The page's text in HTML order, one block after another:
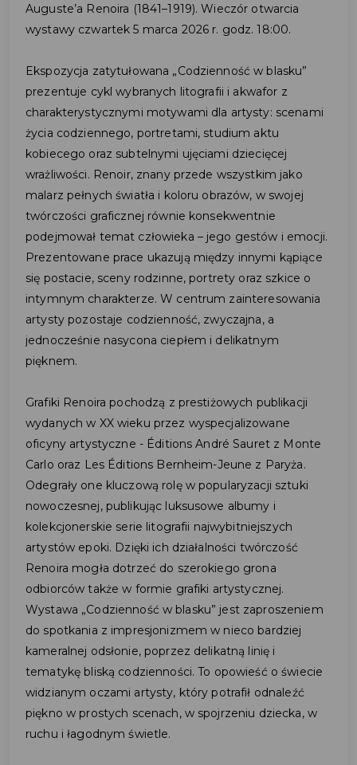
Auguste’a Renoira (1841–1919). Wieczór otwarcia
wystawy czwartek 5 marca 2026 r. godz. 18:00.
Ekspozycja zatytułowana „Codzienność w blasku”
prezentuje cykl wybranych litografii i akwafor z
charakterystycznymi motywami dla artysty: scenami
życia codziennego, portretami, studium aktu
kobiecego oraz subtelnymi ujęciami dziecięcej
wrażliwości. Renoir, znany przede wszystkim jako
malarz pełnych światła i koloru obrazów, w swojej
twórczości graficznej równie konsekwentnie
podejmował temat człowieka – jego gestów i emocji.
Prezentowane prace ukazują między innymi kąpiące
się postacie, sceny rodzinne, portrety oraz szkice o
intymnym charakterze. W centrum zainteresowania
artysty pozostaje codzienność, zwyczajna, a
jednocześnie nasycona ciepłem i delikatnym
pięknem.
Grafiki Renoira pochodzą z prestiżowych publikacji
wydanych w XX wieku przez wyspecjalizowane
oficyny artystyczne - Éditions André Sauret z Monte
Carlo oraz Les Éditions Bernheim-Jeune z Paryża.
Odegrały one kluczową rolę w popularyzacji sztuki
nowoczesnej, publikując luksusowe albumy i
kolekcjonerskie serie litografii najwybitniejszych
artystów epoki. Dzięki ich działalności twórczość
Renoira mogła dotrzeć do szerokiego grona
odbiorców także w formie grafiki artystycznej.
Wystawa „Codzienność w blasku” jest zaproszeniem
do spotkania z impresjonizmem w nieco bardziej
kameralnej odsłonie, poprzez delikatną linię i
tematykę bliską codzienności. To opowieść o świecie
widzianym oczami artysty, który potrafił odnaleźć
piękno w prostych scenach, w spojrzeniu dziecka, w
ruchu i łagodnym świetle.